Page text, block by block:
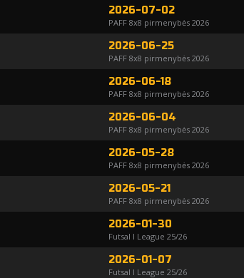
2026-07-02
PAFF 8x8 pirmenybės 2026
2026-06-25
PAFF 8x8 pirmenybės 2026
2026-06-18
PAFF 8x8 pirmenybės 2026
2026-06-04
PAFF 8x8 pirmenybės 2026
2026-05-28
PAFF 8x8 pirmenybės 2026
2026-05-21
PAFF 8x8 pirmenybės 2026
2026-01-30
Futsal I League 25/26
2026-01-07
Futsal I League 25/26